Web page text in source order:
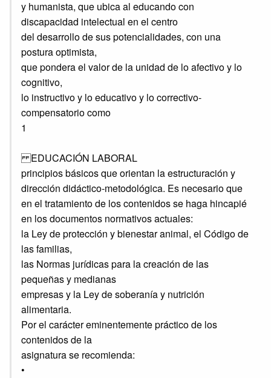
y humanista, que ubica al educando con
discapacidad intelectual en el centro
del desarrollo de sus potencialidades, con una
postura optimista,
que pondera el valor de la unidad de lo afectivo y lo
cognitivo,
lo instructivo y lo educativo y lo correctivo-
compensatorio como
1
EDUCACIÓN LABORAL
principios básicos que orientan la estructuración y
dirección didáctico-metodológica. Es necesario que
en el tratamiento de los contenidos se haga hincapié
en los documentos normativos actuales:
la Ley de protección y bienestar animal, el Código de
las familias,
las Normas jurídicas para la creación de las
pequeñas y medianas
empresas y la Ley de soberanía y nutrición
alimentaria.
Por el carácter eminentemente práctico de los
contenidos de la
asignatura se recomienda:
•